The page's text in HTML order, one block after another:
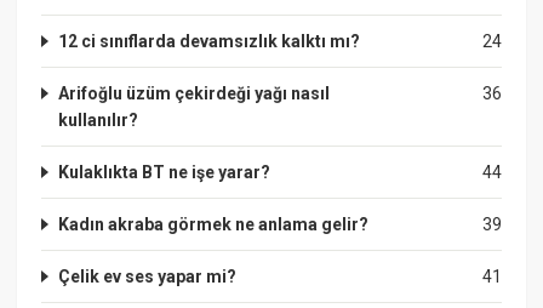
24
12 ci sınıflarda devamsızlık kalktı mı?
36
Arifoğlu üzüm çekirdeği yağı nasıl
kullanılır?
44
Kulaklıkta BT ne işe yarar?
39
Kadın akraba görmek ne anlama gelir?
41
Çelik ev ses yapar mi?